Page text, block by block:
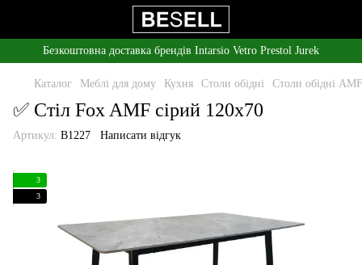
Безкоштовна доставка брендів Intarsio Vetro Prestol Jurek
Каталог Меблі для дому Кухня Столи обідні Столи обідні AMF
✅ Стіл Fox AMF сірий 120х70
Артикул: B1227 Написати відгук
3
3